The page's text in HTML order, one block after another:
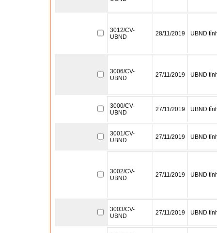
3012/CV-
UBND
28/11/2019 UBND
3006/CV-
UBND
27/11/2019 UBND
3000/CV-
UBND
27/11/2019 UBND
3001/CV-
UBND
27/11/2019 UBND
3002/CV-
UBND
27/11/2019 UBND
3003/CV-
UBND
27/11/2019 UBND